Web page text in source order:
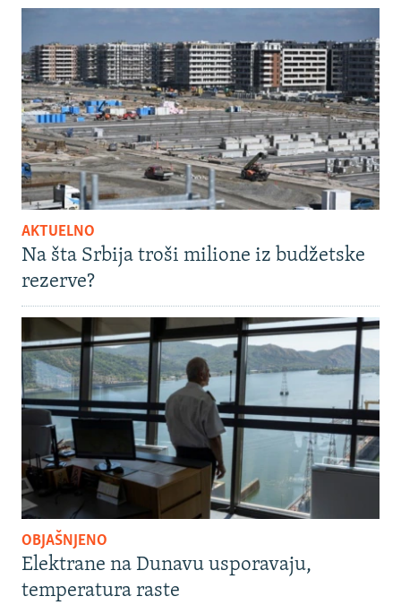
AKTUELNO
Na šta Srbija troši milione iz budžetske
rezerve?
OBJAŠNJENO
Elektrane na Dunavu usporavaju,
temperatura raste